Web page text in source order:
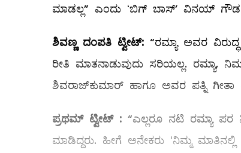
ಮಾಡಲ್ಲ” ಎಂದು ʻಬಿಗ್‌ ಬಾಸ್‌ʼ ವಿನಯ್‌ ಗೌಡ
ಶಿವಣ್ಣ ದಂಪತಿ ಟ್ವೀಟ್‌: “ರಮ್ಯಾ ಅವರ
ರೀತಿ ಮಾತನಾಡುವುದು ಸರಿಯಲ್ಲ. ರಮ್ಯಾ,
ಶಿವರಾಜ್‌ಕುಮಾರ್‌ ಹಾಗೂ ಅವರ ಪತ್ನಿ
ಪ್ರಥಮ್‌ ಟ್ವೀಟ್‌ : “ಎಲ್ಲರೂ ನಟಿ ರಮ್ಯಾ
ಮಾಡಿದ್ದರು. ಹೀಗೆ ಅನೇಕರು ʻನಿಮ್ಮ